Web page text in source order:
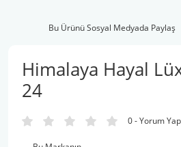
Bu Ürünü Sosyal Medyada Paylaş
Himalaya Hayal
24
0 - Yorum Yap